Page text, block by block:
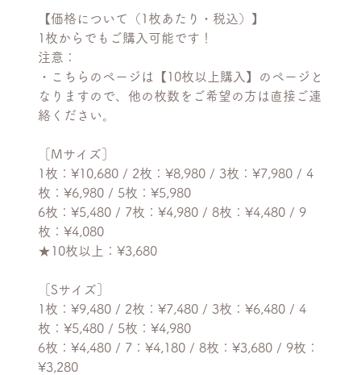
【価格について（1枚あたり・税込）】
1枚からでもご購入可能です！
注意：
・こちらのページは【10枚以上購入】のページと
なりますので、他の枚数をご希望の方は直接ご連
絡ください。
［Mサイズ］
1枚：¥10,680 / 2枚：¥8,980 / 3枚：¥7,980 / 4
枚：¥6,980 / 5枚：¥5,980
6枚：¥5,480 / 7枚：¥4,980 / 8枚：¥4,480 / 9
枚：¥4,080
★10枚以上：¥3,680
［Sサイズ］
1枚：¥9,480 / 2枚：¥7,480 / 3枚：¥6,480 / 4
枚：¥5,480 / 5枚：¥4,980
6枚：¥4,480 / 7：¥4,180 / 8枚：¥3,680 / 9枚：
¥3,280